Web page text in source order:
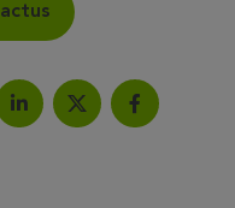
Partagez l'article sur
Partagez l'article
Partagez